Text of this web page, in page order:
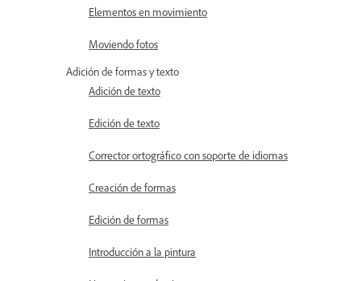
Elementos en movimiento
Moviendo fotos
Adición de formas y texto
Adición de texto
Edición de texto
Corrector ortográfico con soporte de idiomas
Creación de formas
Edición de formas
Introducción a la pintura